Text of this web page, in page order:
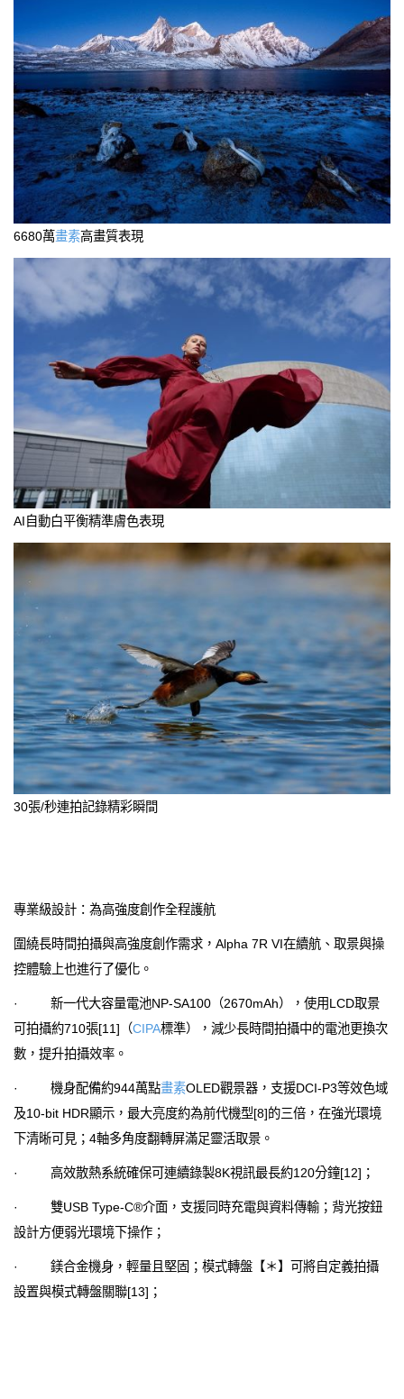
6680萬畫素高畫質表現
AI自動白平衡精準膚色表現
30張/秒連拍記錄精彩瞬間
專業級設計：為高強度創作全程護航
圍繞長時間拍攝與高強度創作需求，Alpha 7R VI在續航、取景與操
控體驗上也進行了優化。
· 新一代大容量電池NP-SA100（2670mAh），使用LCD取景
可拍攝約710張[11]（CIPA標準），減少長時間拍攝中的電池更換次
數，提升拍攝效率。
· 機身配備約944萬點畫素OLED觀景器，支援DCI-P3等效色域
及10-bit HDR顯示，最大亮度約為前代機型[8]的三倍，在強光環境
下清晰可見；4軸多角度翻轉屏滿足靈活取景。
· 高效散熱系統確保可連續錄製8K視訊最長約120分鐘[12]；
· 雙USB Type-C®介面，支援同時充電與資料傳輸；背光按鈕
設計方便弱光環境下操作；
· 鎂合金機身，輕量且堅固；模式轉盤【＊】可將自定義拍攝
設置與模式轉盤關聯[13]；